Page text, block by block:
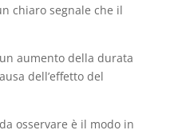
chiaro segnale che il
aumento della durata
dell’effetto del
osservare è il modo in